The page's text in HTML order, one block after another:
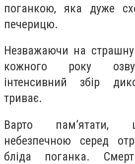
поганкою, яка дуже
печерицю.
Незважаючи на страшну
кожного року
інтенсивний збір
триває.
Варто пам’ятати,
небезпечною серед
бліда поганка.